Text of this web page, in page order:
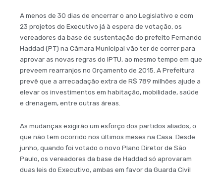
A menos de 30 dias de encerrar o ano Legislativo e com
23 projetos do Executivo já à espera de votação, os
vereadores da base de sustentação do prefeito Fernando
Haddad (PT) na Câmara Municipal vão ter de correr para
aprovar as novas regras do IPTU, ao mesmo tempo em que
preveem rearranjos no Orçamento de 2015. A Prefeitura
prevê que a arrecadação extra de R$ 789 milhões ajude a
elevar os investimentos em habitação, mobilidade, saúde
e drenagem, entre outras áreas.
As mudanças exigirão um esforço dos partidos aliados, o
que não tem ocorrido nos últimos meses na Casa. Desde
junho, quando foi votado o novo Plano Diretor de São
Paulo, os vereadores da base de Haddad só aprovaram
duas leis do Executivo, ambas em favor da Guarda Civil